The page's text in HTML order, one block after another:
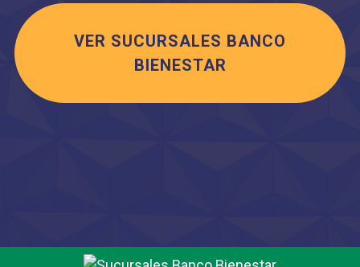
VER SUCURSALES BANCO
BIENESTAR